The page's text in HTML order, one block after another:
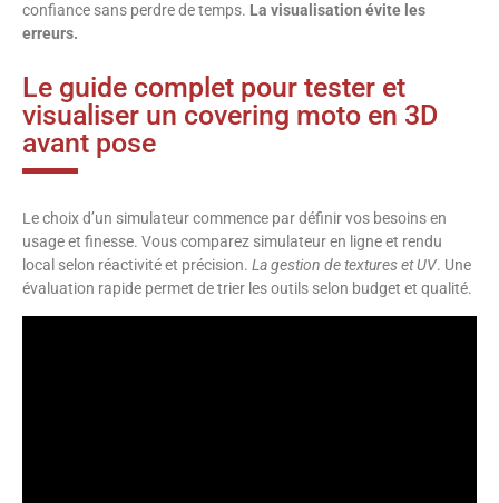
confiance sans perdre de temps. La visualisation évite les
erreurs.
Le guide complet pour tester et
visualiser un covering moto en 3D
avant pose
Le choix d’un simulateur commence par définir vos besoins en
usage et finesse. Vous comparez simulateur en ligne et rendu
local selon réactivité et précision. La gestion de textures et UV. Une
évaluation rapide permet de trier les outils selon budget et qualité.